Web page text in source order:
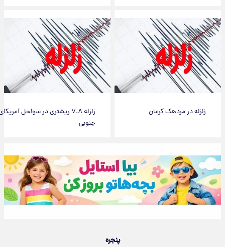
زلزله در مردهک کرمان
زلزله ۷.۸ ریشتری در سواحل آمریکای
جنوبی
پنجره